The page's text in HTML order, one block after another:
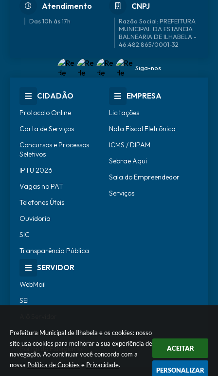
Prefeitura Municipal de Ilhabela e os cookies: nosso
site usa cookies para melhorar a sua experiência de
navegação. Ao continuar você concorda com a
nossa Política de Cookies e Privacidade.
ACEITAR
PERSONALIZAR
Atendimento
Das 10h às 17h
CNPJ
46.482.865/0001-32
Siga-nos
CIDADÃO
Protocolo Online
Carta de Serviços
Concursos e Processos
Seletivos
IPTU 2026
Vagas no PAT
Telefones Úteis
Ouvidoria
SIC
Transparência Pública
EMPRESA
Licitações
Nota Fiscal Eletrônica
ICMS / DIPAM
Sebrae Aqui
Sala do Empreendedor
Serviços
SERVIDOR
WebMail
SEI
Escola de Governo
Portal do Estagiário